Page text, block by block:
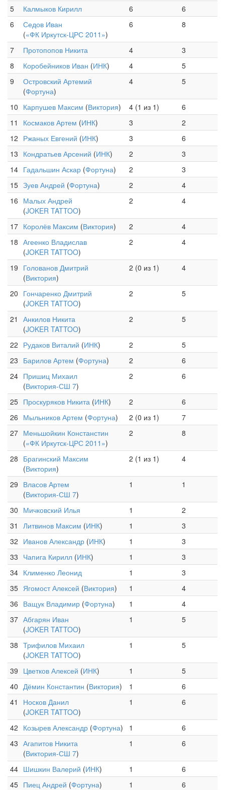
5
Калмыков Кирилл 6
6
6
Седов Иван
(«ФК Иркутск-ЦРС 2011»)
6 8
7 Протопопов Никита 4
3
8
Коробейников Иван (ИНК) 4
5
9
Островский Артемий
(Фортуна)
4 5
10 Карпушев Максим (Виктория) 4 (1 из 1)
6
11
Космаков Артем (ИНК) 3
2
12 Ржаных Евгений (ИНК) 3
6
13 Кондратьев Арсений (ИНК) 2
3
14 Гадальшин Аскар (Фортуна) 2
3
15 Зуев Андрей (Фортуна) 2
4
16 Малых Андрей
(JOKER TATTOO)
2 4
17 Королёв Максим (Виктория) 2
4
18 Агеенко Владислав
(JOKER TATTOO)
2 4
19 Голованов Дмитрий
(Виктория)
2 (0 из 1) 4
20 Гончаренко Дмитрий
(JOKER TATTOO)
2 5
21
Анкилов Никита
(JOKER TATTOO)
2 5
22 Рудаков Виталий (ИНК) 2
5
23 Барилов Артем (Фортуна) 2
6
24 Пришиц Михаил
(Виктория-СШ 7)
2 6
25 Проскуряков Никита (ИНК) 2
6
26 Мыльников Артем (Фортуна) 2 (0 из 1)
7
27 Меньшойкин Констанстин
(«ФК Иркутск-ЦРС 2011»)
2 8
28 Брагинский Максим
(Виктория)
2 (1 из 1) 4
29 Власов Артем
(Виктория-СШ 7)
1 1
30 Мичковский Илья 1
2
31
Литвинов Максим (ИНК) 1
3
32 Иванов Александр (ИНК) 1
3
33 Чапига Кирилл (ИНК) 1
3
34 Клименко Леонид 1
3
35 Ягомост Алексей (Виктория) 1
4
36 Ващук Владимир (Фортуна) 1
4
37 Абгарян Иван
(JOKER TATTOO)
1 5
38 Трифилов Михаил
(JOKER TATTOO)
1 5
39 Цветков Алексей (ИНК) 1
5
40 Дёмин Константин (Виктория) 1
6
41
Носков Данил
(JOKER TATTOO)
1 6
42 Козырев Александр (Фортуна) 1
6
43 Агапитов Никита
(Виктория-СШ 7)
1 6
44 Шишкин Валерий (ИНК) 1
6
45 Пиец Андрей (Фортуна) 1
6